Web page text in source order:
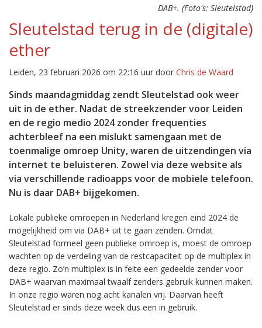
DAB+. (Foto's: Sleutelstad)
Sleutelstad terug in de (digitale)
ether
Leiden, 23 februari 2026 om 22:16 uur door Chris de Waard
Sinds maandagmiddag zendt Sleutelstad ook weer
uit in de ether. Nadat de streekzender voor Leiden
en de regio medio 2024 zonder frequenties
achterbleef na een mislukt samengaan met de
toenmalige omroep Unity, waren de uitzendingen via
internet te beluisteren. Zowel via deze website als
via verschillende radioapps voor de mobiele telefoon.
Nu is daar DAB+ bijgekomen.
Lokale publieke omroepen in Nederland kregen eind 2024 de
mogelijkheid om via DAB+ uit te gaan zenden. Omdat
Sleutelstad formeel geen publieke omroep is, moest de omroep
wachten op de verdeling van de restcapaciteit op de multiplex in
deze regio. Zo’n multiplex is in feite een gedeelde zender voor
DAB+ waarvan maximaal twaalf zenders gebruik kunnen maken.
In onze regio waren nog acht kanalen vrij. Daarvan heeft
Sleutelstad er sinds deze week dus een in gebruik.